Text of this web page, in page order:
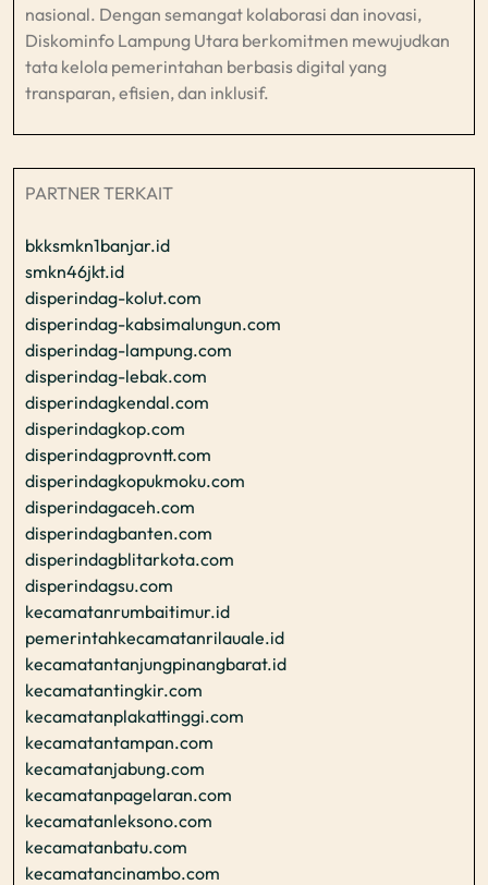
nasional. Dengan semangat kolaborasi dan inovasi,
Diskominfo Lampung Utara berkomitmen mewujudkan
tata kelola pemerintahan berbasis digital yang
transparan, efisien, dan inklusif.​
PARTNER TERKAIT
bkksmkn1banjar.id
smkn46jkt.id
disperindag-kolut.com
disperindag-kabsimalungun.com
disperindag-lampung.com
disperindag-lebak.com
disperindagkendal.com
disperindagkop.com
disperindagprovntt.com
disperindagkopukmoku.com
disperindagaceh.com
disperindagbanten.com
disperindagblitarkota.com
disperindagsu.com
kecamatanrumbaitimur.id
pemerintahkecamatanrilauale.id
kecamatantanjungpinangbarat.id
kecamatantingkir.com
kecamatanplakattinggi.com
kecamatantampan.com
kecamatanjabung.com
kecamatanpagelaran.com
kecamatanleksono.com
kecamatanbatu.com
kecamatancinambo.com